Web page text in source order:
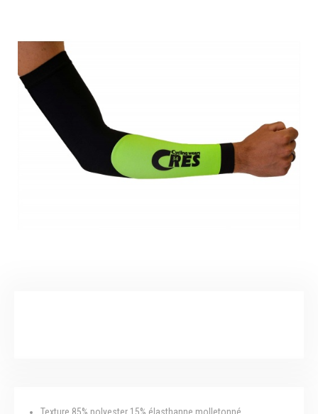
Texture 85% polyester 15% élasthanne molletonné